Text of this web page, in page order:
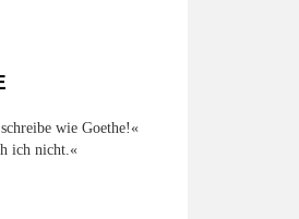
wie Goethe!«
ich nicht.«